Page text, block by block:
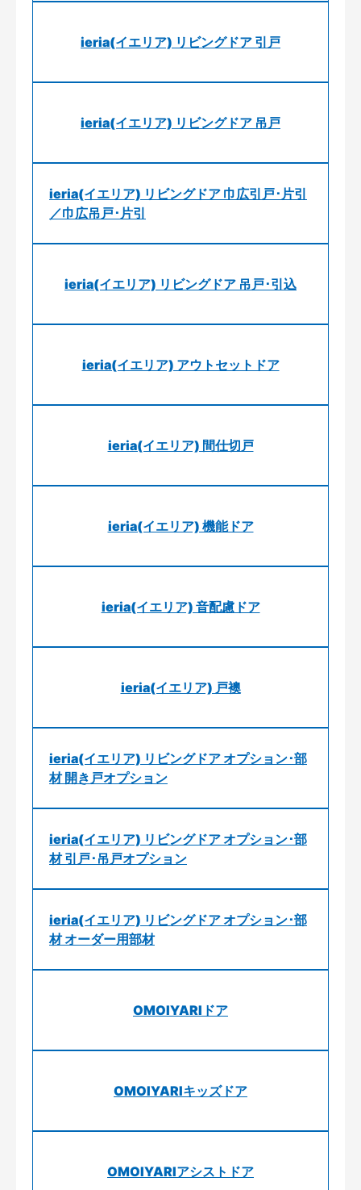
ieria(イエリア) リビングドア 引戸
ieria(イエリア) リビングドア 吊戸
ieria(イエリア) リビングドア 巾広引戸･片引
／巾広吊戸･片引
ieria(イエリア) リビングドア 吊戸･引込
ieria(イエリア) アウトセットドア
ieria(イエリア) 間仕切戸
ieria(イエリア) 機能ドア
ieria(イエリア) 音配慮ドア
ieria(イエリア) 戸襖
ieria(イエリア) リビングドア オプション･部
材 開き戸オプション
ieria(イエリア) リビングドア オプション･部
材 引戸･吊戸オプション
ieria(イエリア) リビングドア オプション･部
材 オーダー用部材
OMOIYARIドア
OMOIYARIキッズドア
OMOIYARIアシストドア